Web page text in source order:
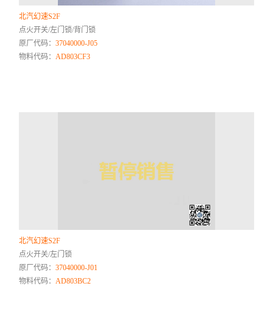
北汽幻速S2F
点火开关/左门锁/背门锁
原厂代码：37040000-J05
物料代码： AD803CF3
北汽幻速S2F
点火开关/左门锁
原厂代码：37040000-J01
物料代码： AD803BC2